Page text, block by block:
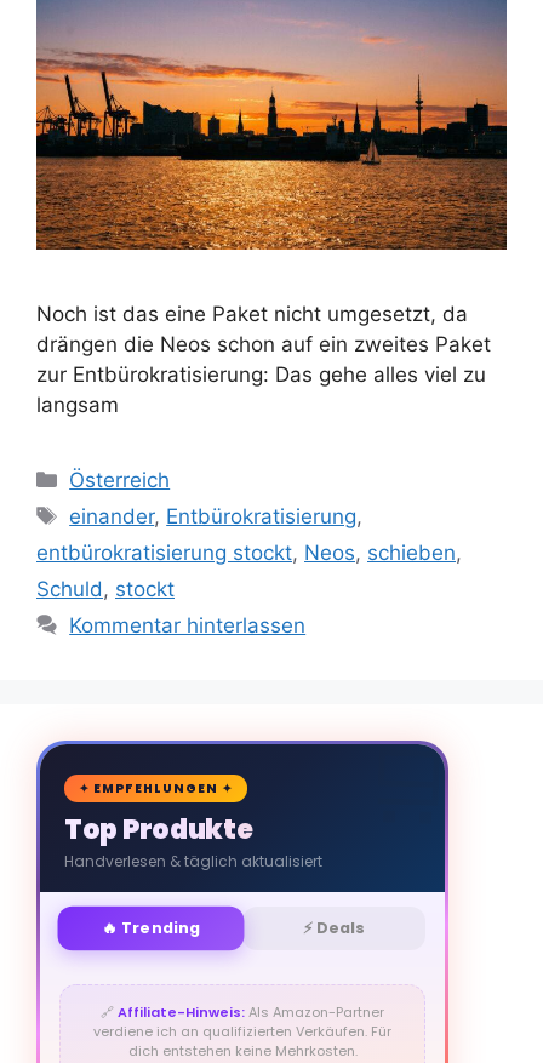
Noch ist das eine Paket nicht umgesetzt, da
drängen die Neos schon auf ein zweites Paket
zur Entbürokratisierung: Das gehe alles viel zu
langsam
Kategorien
Österreich
Schlagwörter
einander, Entbürokratisierung,
entbürokratisierung stockt, Neos, schieben,
Schuld, stockt
Kommentar hinterlassen
🛒
✦ EMPFEHLUNGEN ✦
Top Produkte
Handverlesen & täglich aktualisiert
🔥 Trending ⚡ Deals
🔗Affiliate-Hinweis:Als Amazon-Partner
verdiene ich an qualifizierten Verkäufen. Für
dich entstehen keine Mehrkosten.